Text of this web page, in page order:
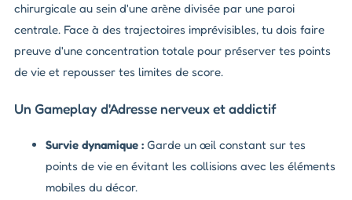
chirurgicale au sein d'une arène divisée par une paroi
centrale. Face à des trajectoires imprévisibles, tu dois faire
preuve d'une concentration totale pour préserver tes points
de vie et repousser tes limites de score.
Un Gameplay d'Adresse nerveux et addictif
Survie dynamique : Garde un œil constant sur tes
points de vie en évitant les collisions avec les éléments
mobiles du décor.